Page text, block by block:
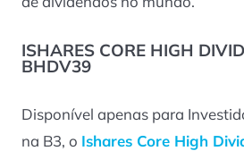
ISHARES CORE HIGH
BHDV39
Disponível apenas para
na B3, o Ishares Core High